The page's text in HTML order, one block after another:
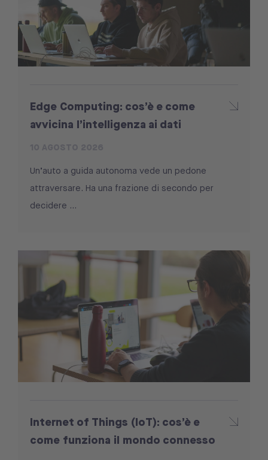
Edge Computing: cos’è e come
avvicina l’intelligenza ai dati
Un’auto a guida autonoma vede un pedone
attraversare. Ha una frazione di secondo per
decidere ...
Internet of Things (IoT): cos’è e
come funziona il mondo connesso